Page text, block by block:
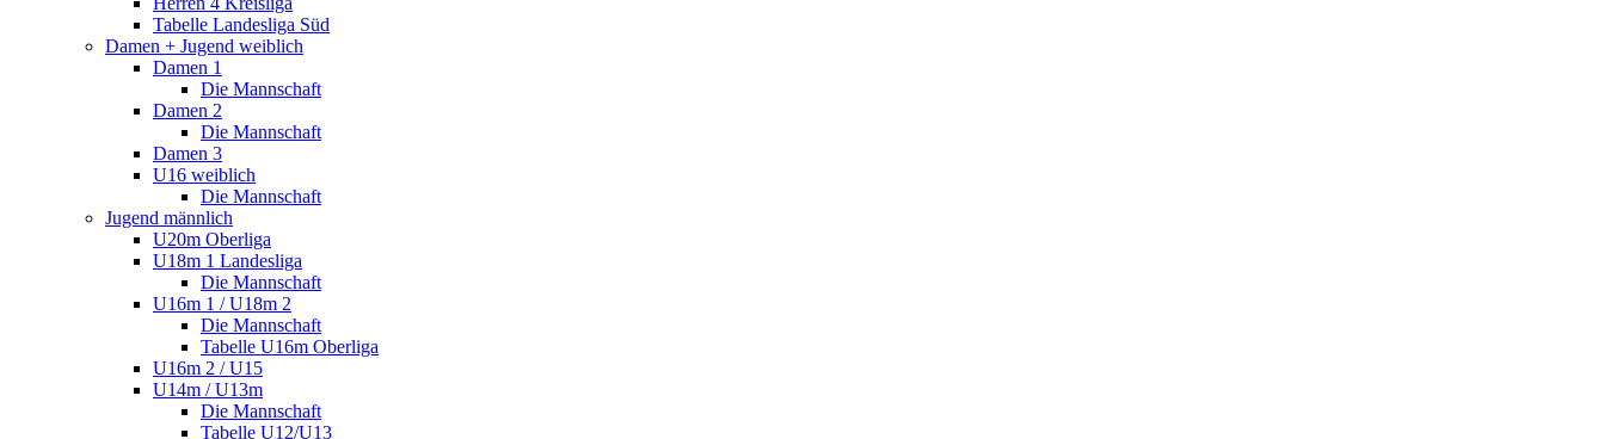
Tabelle Landesliga Süd
Damen + Jugend weiblich
Damen 1
Die Mannschaft
Damen 2
Die Mannschaft
Damen 3
U16 weiblich
Die Mannschaft
Jugend männlich
U20m Oberliga
U18m 1 Landesliga
Die Mannschaft
U16m 1 / U18m 2
Die Mannschaft
Tabelle U16m Oberliga
U16m 2 / U15
U14m / U13m
Die Mannschaft
Tabelle U12/U13